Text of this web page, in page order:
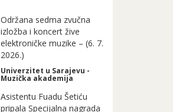
Održana sedma zvučna
izložba i koncert žive
elektroničke muzike – (6. 7.
2026.)
Univerzitet u Sarajevu -
Muzička akademija
Asistentu Fuadu Šetiću
pripala Specijalna nagrada